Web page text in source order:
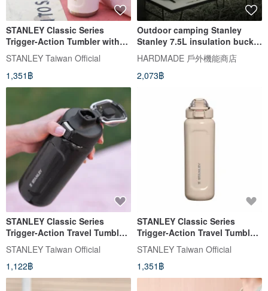
STANLEY Classic Series
Trigger-Action Tumbler with
Handle 0.7L / Mountain Rose
STANLEY Taiwan Official
1,351฿
Outdoor camping Stanley
Stanley 7.5L insulation bucket
ice bucket storage bag bucket
storage bag
HARDMADE 戶外機能商店
2,073฿
STANLEY Classic Series
Trigger-Action Travel Tumbler
0.47L / Hammertone Black
STANLEY Taiwan Official
1,122฿
STANLEY Classic Series
Trigger-Action Travel Tumbler
0.7L / Quench Camo Pink
STANLEY Taiwan Official
1,351฿